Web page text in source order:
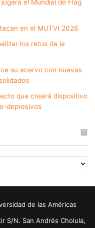
el Mundial de Flag
en el MUTVI 2026
los retos de la
su acervo con nuevas
que creará dispositivo
depresivos
de las Américas
S/N. San Andrés Cholula,